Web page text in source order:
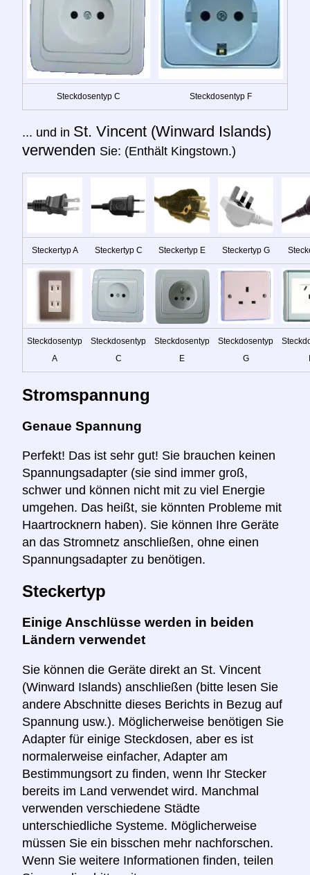
Steckdosentyp C Steckdosentyp F
... und in St. Vincent (Winward Islands)
verwenden Sie: (Enthält Kingstown.)
Steckertyp A Steckertyp C Steckertyp E Steckertyp G
Steckdosentyp
A
Steckdosentyp
C
Steckdosentyp
E
Steckdosentyp
G
I
Stromspannung
Genaue Spannung
Perfekt! Das ist sehr gut! Sie brauchen keinen
Spannungsadapter (sie sind immer groß,
schwer und können nicht mit zu viel Energie
umgehen. Das heißt, sie könnten Probleme mit
Haartrocknern haben). Sie können Ihre Geräte
an das Stromnetz anschließen, ohne einen
Spannungsadapter zu benötigen.
Steckertyp
Einige Anschlüsse werden in beiden
Ländern verwendet
Sie können die Geräte direkt an St. Vincent
(Winward Islands) anschließen (bitte lesen Sie
andere Abschnitte dieses Berichts in Bezug auf
Spannung usw.). Möglicherweise benötigen Sie
Adapter für einige Steckdosen, aber es ist
normalerweise einfacher, Adapter am
Bestimmungsort zu finden, wenn Ihr Stecker
bereits im Land verwendet wird. Manchmal
verwenden verschiedene Städte
unterschiedliche Systeme. Möglicherweise
müssen Sie ein bisschen mehr nachforschen.
Wenn Sie weitere Informationen finden, teilen